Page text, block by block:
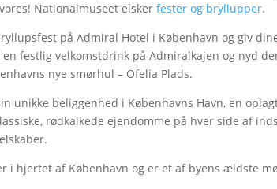
Nationalmuseet elskerfester og bryllupper.
på Admiral Hotel i København og giv
festlig velkomstdrink på Admiralkajen og nyd
nye smørhul – Ofelia Plads.
unikke beliggenhed i Københavns Havn, en
rødkalkede ejendomme på hver side af
i hjertet af København og er et af byens ældste